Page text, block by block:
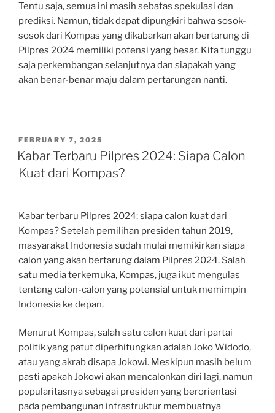
Tentu saja, semua ini masih sebatas spekulasi dan
prediksi. Namun, tidak dapat dipungkiri bahwa sosok-
sosok dari Kompas yang dikabarkan akan bertarung di
Pilpres 2024 memiliki potensi yang besar. Kita tunggu
saja perkembangan selanjutnya dan siapakah yang
akan benar-benar maju dalam pertarungan nanti.
POSTED
ON
FEBRUARY 7, 2025
Kabar Terbaru Pilpres 2024: Siapa Calon
Kuat dari Kompas?
Kabar terbaru Pilpres 2024: siapa calon kuat dari
Kompas? Setelah pemilihan presiden tahun 2019,
masyarakat Indonesia sudah mulai memikirkan siapa
calon yang akan bertarung dalam Pilpres 2024. Salah
satu media terkemuka, Kompas, juga ikut mengulas
tentang calon-calon yang potensial untuk memimpin
Indonesia ke depan.
Menurut Kompas, salah satu calon kuat dari partai
politik yang patut diperhitungkan adalah Joko Widodo,
atau yang akrab disapa Jokowi. Meskipun masih belum
pasti apakah Jokowi akan mencalonkan diri lagi, namun
popularitasnya sebagai presiden yang berorientasi
pada pembangunan infrastruktur membuatnya